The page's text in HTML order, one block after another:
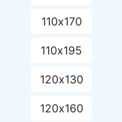
110х170
110х195
120х130
120х160